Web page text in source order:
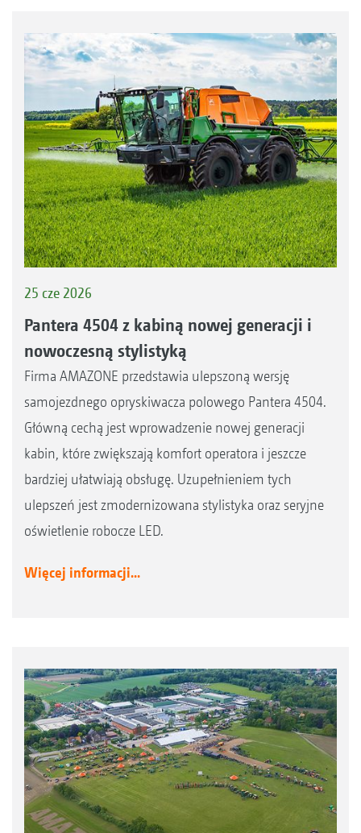
25 cze 2026
Pantera 4504 z kabiną nowej generacji i
nowoczesną stylistyką
Firma AMAZONE przedstawia ulepszoną wersję
samojezdnego opryskiwacza polowego Pantera 4504.
Główną cechą jest wprowadzenie nowej generacji
kabin, które zwiększają komfort operatora i jeszcze
bardziej ułatwiają obsługę. Uzupełnieniem tych
ulepszeń jest zmodernizowana stylistyka oraz seryjne
oświetlenie robocze LED.
Więcej informacji...